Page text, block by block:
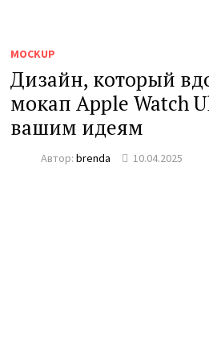
MOCKUP
Дизайн, который
мокап Apple Watch
вашим идеям
Автор:brenda 10.04.2025